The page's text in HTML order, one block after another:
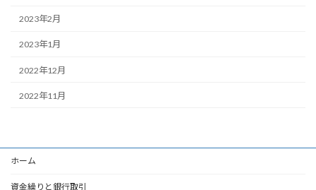
2023年2月
2023年1月
2022年12月
2022年11月
ホーム
資金繰りと銀行取引